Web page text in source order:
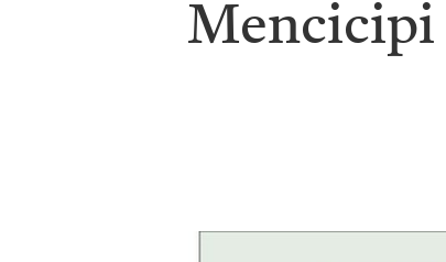
Mencicipi